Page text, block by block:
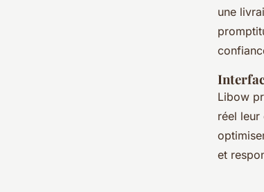
une
Libow
réel
et